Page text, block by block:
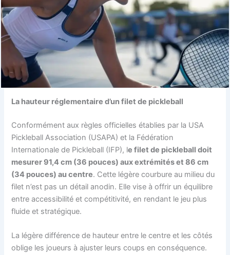
La hauteur réglementaire d’un filet de pickleball
Conformément aux règles officielles établies par la USA
Pickleball Association (USAPA) et la Fédération
Internationale de Pickleball (IFP), le filet de pickleball doit
mesurer 91,4 cm (36 pouces) aux extrémités et 86 cm
(34 pouces) au centre. Cette légère courbure au milieu du
filet n’est pas un détail anodin. Elle vise à offrir un équilibre
entre accessibilité et compétitivité, en rendant le jeu plus
fluide et stratégique.
La légère différence de hauteur entre le centre et les côtés
oblige les joueurs à ajuster leurs coups en conséquence.